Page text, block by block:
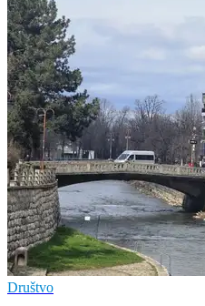
Društvo